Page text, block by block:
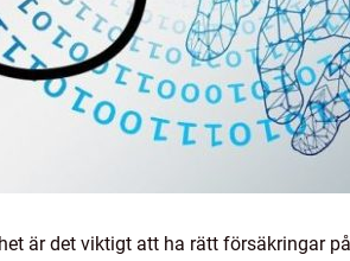
är det viktigt att ha rätt försäkringar